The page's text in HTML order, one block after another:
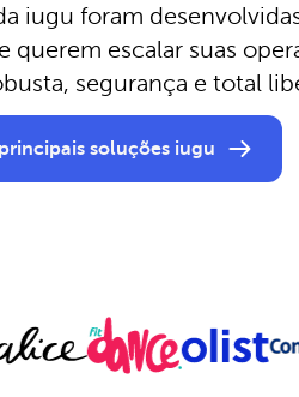
iugu foram
querem escalar suas
segurança e total
soluções iugu